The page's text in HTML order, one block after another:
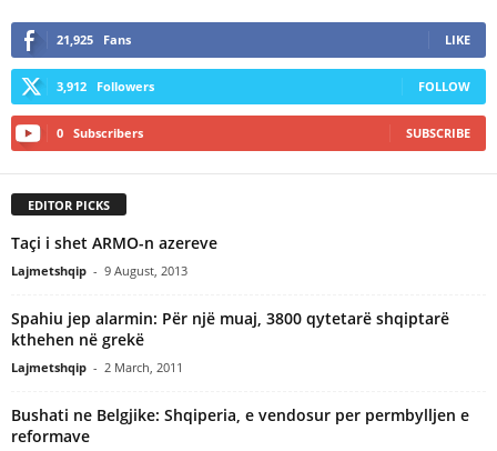
21,925 Fans LIKE
3,912 Followers FOLLOW
0 Subscribers SUBSCRIBE
EDITOR PICKS
Taçi i shet ARMO-n azereve
Lajmetshqip - 9 August, 2013
Spahiu jep alarmin: Për një muaj, 3800 qytetarë shqiptarë
kthehen në grekë
Lajmetshqip - 2 March, 2011
Bushati ne Belgjike: Shqiperia, e vendosur per permbylljen e
reformave